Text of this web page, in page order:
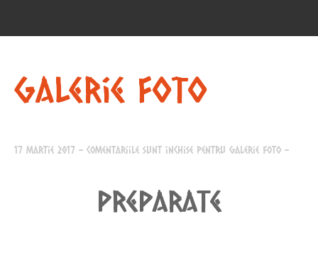
Galerie Foto
17 martie 2017 - Comentariile sunt închise pentru Galerie Foto -
Preparate